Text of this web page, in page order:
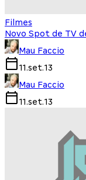
Filmes
Novo Spot de TV
Mau Faccio
11.set.13
Mau Faccio
11.set.13